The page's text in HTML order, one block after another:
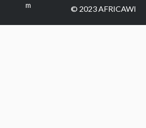
m
© 2023 AFRICAWI